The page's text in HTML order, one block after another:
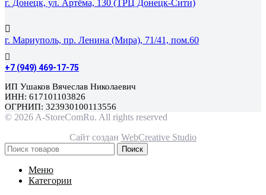
г. Донецк, ул. Артёма, 130 (ТРЦ Донецк-Сити)
г. Мариуполь, пр. Ленина (Мира), 71/41, пом.60
+7 (949) 469-17-75
ИП Ушаков Вячеслав Николаевич
ИНН: 617101103826
ОГРНИП: 323930100113556
© 2026 A-StoreComRu. All rights reserved
Сайт создан WebCreative Studio
Поиск
Меню
Категории